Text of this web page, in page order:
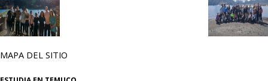
MAPA DEL SITIO